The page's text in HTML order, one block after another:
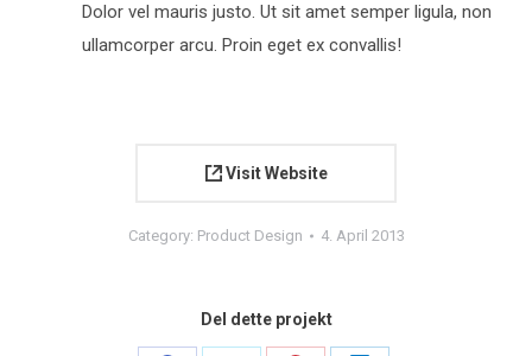
Dolor vel mauris justo. Ut sit amet semper ligula, non
ullamcorper arcu. Proin eget ex convallis!
Visit Website
Category: Product Design 4. April 2013
Del dette projekt